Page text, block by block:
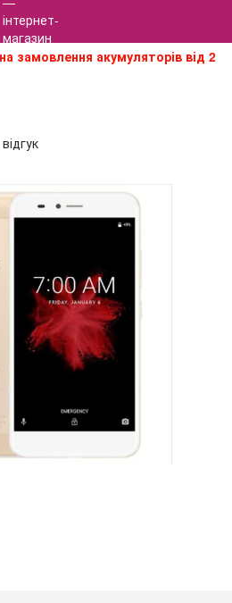
замовлення акумуляторів від 2